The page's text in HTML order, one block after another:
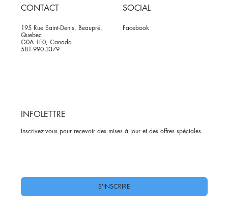
CONTACT
195 Rue Saint-Denis, Beaupré,
Quebec
G0A 1E0, Canada
581-990-3379
SOCIAL
Facebook
INFOLETTRE
Inscrivez-vous pour recevoir des mises à jour et des offres spéciales
S'INSCRIRE